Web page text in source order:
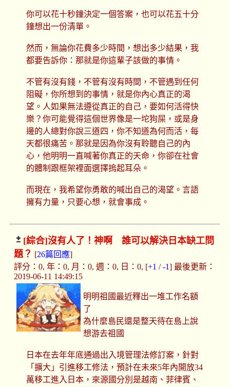
你可以花十秒鐘決定一個答案，也可以花五十分
鐘想出一份清單。
然而，無論你花費多少時間，想出多少結果，我
都要告訴你：那就是你這輩子該做的事情。
不管有沒有錢，不管有沒有時間，不管遇到任何
阻礙，你所想到的事情，就是你內心真正的渴
望。人如果無法遵從真正的自己，要如何活得快
樂？你可能覺得這個世界像是一坨狗屎，或是身
邊的人總對你說三道四，你不知道為何而活，每
天都很痛苦。那就是因為你沒有聆聽自己的內
心，他明明一直喊著你真正的天命，你卻在社會
的體制跟框架裡面選擇摀起耳朵。
而現在，我希望你勇敢的喊出自己的渴望。言語
擁有力量，只要心想，就會事成。
[綜合]沒有人了！神啊 誰可以解決日本缺工問
題？ [26篇回應]
評分：0, 年：0, 月：0, 週：0, 日：0, [+1 /-1] 最後更新：
2019-06-11 14:49:15
明明祖國最近釋出一堆工作名額
了
為什麼島民還是整天待在島上說
想游去祖國
日本在去年年底通過出入境管理法修訂案，針對
「擴大」引進移工修法，預計在未來5年內開放34
萬移工進入日本，來源國分別是越南、菲律賓、